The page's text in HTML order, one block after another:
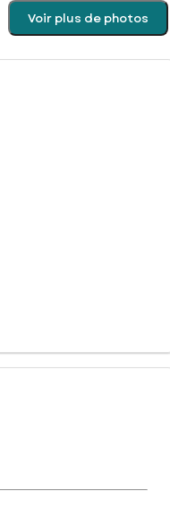
Voir plus de photos